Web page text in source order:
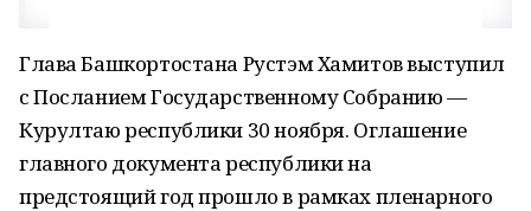
Глава Башкортостана Рустэм Хамитов выступил
с Посланием Государственному Собранию —
Курултаю республики 30 ноября. Оглашение
главного документа республики на
предстоящий год прошло в рамках пленарного